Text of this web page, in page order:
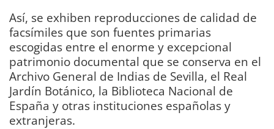
Así, se exhiben reproducciones de calidad de
facsímiles que son fuentes primarias
escogidas entre el enorme y excepcional
patrimonio documental que se conserva en el
Archivo General de Indias de Sevilla, el Real
Jardín Botánico, la Biblioteca Nacional de
España y otras instituciones españolas y
extranjeras.